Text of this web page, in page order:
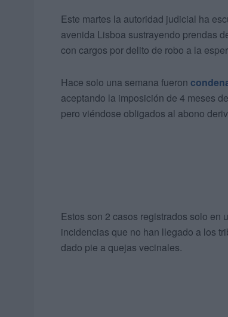
Este martes la autoridad judicial ha
avenida Lisboa sustrayendo prendas
con cargos por delito de robo a la
Hace solo una semana fueron
aceptando la imposición de 4 meses
pero viéndose obligados al abono
Estos son 2 casos registrados solo en
incidencias que no han llegado a los
dado pie a quejas vecinales.